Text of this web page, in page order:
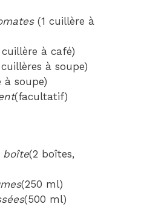
(1 cuillère à
cuillère à café)
à soupe)
à soupe)
(facultatif)
boîte(2 boîtes,
(250 ml)
(500 ml)